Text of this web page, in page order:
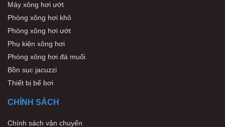
Máy xông hơi ướt
Phòng xông hơi khô
Phòng xông hơi ướt
Phụ kiện xông hơi
Phòng xông hơi đá muối
Bồn sục jacuzzi
Thiết bị bể bơi
CHÍNH SÁCH
Chính sách vận chuyển